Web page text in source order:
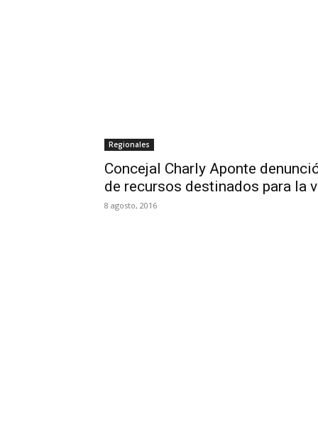
Regionales
Concejal Charly Aponte
de recursos destinados para la
8 agosto, 2016